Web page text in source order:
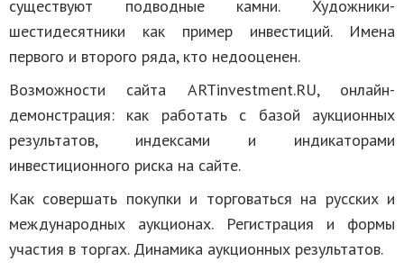
существуют подводные камни. Художники-
шестидесятники как пример инвестиций. Имена
первого и второго ряда, кто недооценен.
Возможности сайта ARTinvestment.RU, онлайн-
демонстрация: как работать с базой аукционных
результатов, индексами и индикаторами
инвестиционного риска на сайте.
Как совершать покупки и торговаться на русских и
международных аукционах. Регистрация и формы
участия в торгах. Динамика аукционных результатов.